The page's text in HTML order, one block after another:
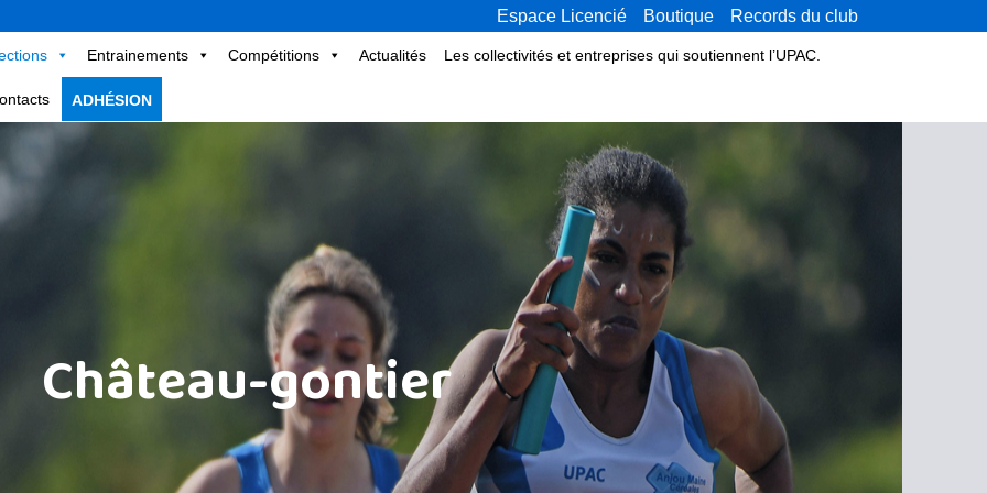
Espace Licencié Boutique Records du club
Entrainements Compétitions Actualités Les collectivités et entreprises qui soutiennent l’UPAC.
ADHÉSION
Château-gontier